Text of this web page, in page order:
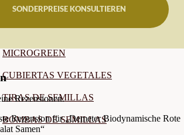
SEMILLAS RAÍZ
SEMILLAS LEGUMINOSAS
MICROGREEN
CUBIERTAS VEGETALES
TIRAS DE SEMILLAS
BOMBAS DE SEMILLAS
SONDERPREISE KONSULTIEREN
Rezensionen.
Rezension für „Demeter Biodynamische Rote
Samen“